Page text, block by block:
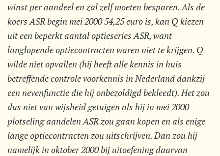
winst per aandeel en zal zelf moeten besparen. Als de
koers ASR begin mei 2000 54,25 euro is, kan Q kiezen
uit een beperkt aantal optieseries ASR, want
langlopende optiecontracten waren niet te krijgen. Q
wilde niet opvallen (hij heeft alle kennis in huis
betreffende controle voorkennis in Nederland dankzij
een nevenfunctie die hij onbezoldigd bekleedt). Het zou
dus niet van wijsheid getuigen als hij in mei 2000
plotseling aandelen ASR zou gaan kopen en als enige
lange optiecontracten zou uitschrijven. Dan zou hij
namelijk in oktober 2000 bij uitoefening daarvan